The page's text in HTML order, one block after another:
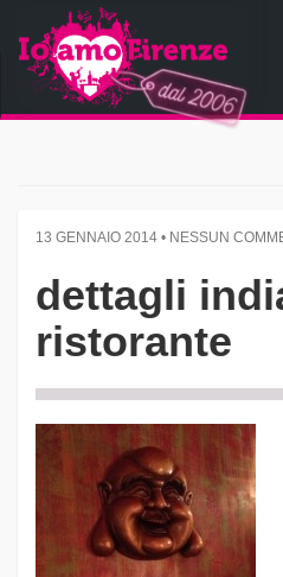
13 GENNAIO 2014 • NESSUN
dettagli
ristorante